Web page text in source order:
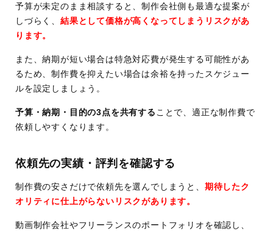
予算が未定のまま相談すると、制作会社側も最適な提案が
しづらく、 結果として価格が高くなってしまうリスクがあ
ります。
また、納期が短い場合は特急対応費が発生する可能性があ
るため、制作費を抑えたい場合は余裕を持ったスケジュー
ルを設定しましょう。
予算・納期・目的の3点を共有する ことで、適正な制作費で
依頼しやすくなります。
依頼先の実績・評判を確認する
制作費の安さだけで依頼先を選んでしまうと、 期待したク
オリティに仕上がらないリスクがあります。
動画制作会社やフリーランスのポートフォリオを確認し、